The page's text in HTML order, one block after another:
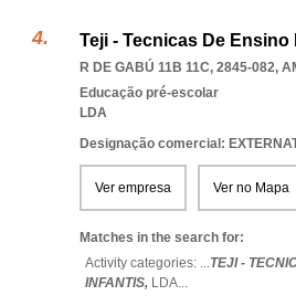
Teji - Tecnicas De
R DE GABÚ 11B 11C, 2845-082,
Educação pré-escolar
LDA
Designação comercial:
Ver empresa Ver no Mapa
Matches in the search for:
Activity categories: ...TEJI -
INFANTIS, LDA...